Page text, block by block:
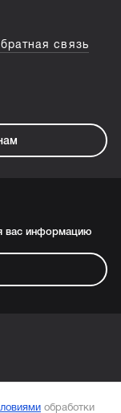
связь
вас информацию
обработки